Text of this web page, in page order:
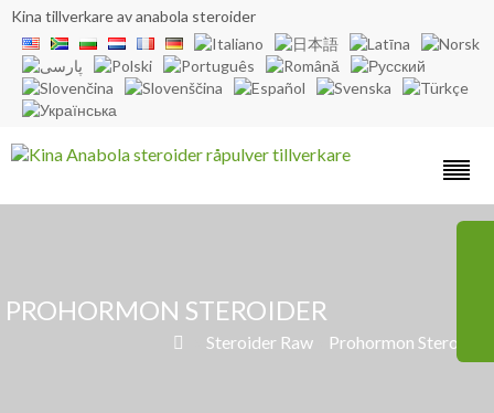
Kina tillverkare av anabola steroider
PROHORMON STEROIDER
 Steroider Raw Prohormon Steroider